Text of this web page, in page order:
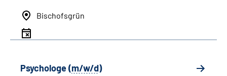
Bischofsgrün
Psychologe (m/w/d)